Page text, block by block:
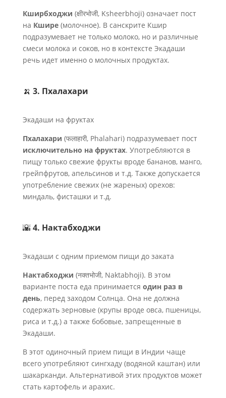
Кширбходжи (क्षीरभोजी, Ksheerbhoji) означает пост
на Кшире (молочное). В санскрите Кшир
подразумевает не только молоко, но и различные
смеси молока и соков, но в контексте Экадаши
речь идет именно о молочных продуктах.
🍌 3. Пхалахари
Экадаши на фруктах
Пхалахари (फलाहारी, Phalahari) подразумевает пост
исключительно на фруктах. Употребляются в
пищу только свежие фрукты вроде бананов, манго,
грейпфрутов, апельсинов и т.д. Также допускается
употребление свежих (не жареных) орехов:
миндаль, фисташки и т.д.
🌇 4. Нактабходжи
Экадаши с одним приемом пищи до заката
Нактабходжи (नक्तभोजी, Naktabhoji). В этом
варианте поста еда принимается один раз в
день, перед заходом Солнца. Она не должна
содержать зерновые (крупы вроде овса, пшеницы,
риса и т.д.) а также бобовые, запрещенные в
Экадаши.
В этот одиночный прием пищи в Индии чаще
всего употребляют сингхаду (водяной каштан) или
шакарканди. Альтернативой этих продуктов может
стать картофель и арахис.